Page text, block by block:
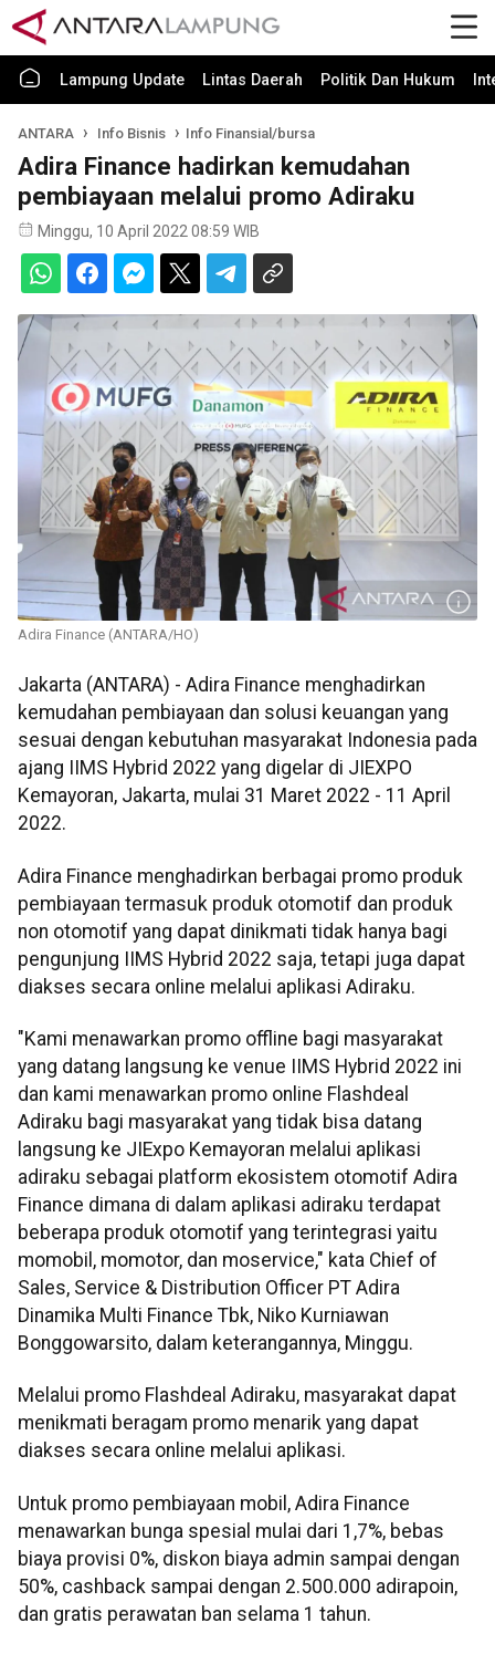
Lampung Update Lintas Daerah Politik Dan Hukum
ANTARA Info Bisnis Info Finansial/bursa
Adira Finance hadirkan kemudahan
pembiayaan melalui promo Adiraku
Minggu, 10 April 2022 08:59 WIB
Adira Finance (ANTARA/HO)
Jakarta (ANTARA) - Adira Finance menghadirkan
kemudahan pembiayaan dan solusi keuangan yang
sesuai dengan kebutuhan masyarakat Indonesia pada
ajang IIMS Hybrid 2022 yang digelar di JIEXPO
Kemayoran, Jakarta, mulai 31 Maret 2022 - 11 April
2022.
Adira Finance menghadirkan berbagai promo produk
pembiayaan termasuk produk otomotif dan produk
non otomotif yang dapat dinikmati tidak hanya bagi
pengunjung IIMS Hybrid 2022 saja, tetapi juga dapat
diakses secara online melalui aplikasi Adiraku.
"Kami menawarkan promo offline bagi masyarakat
yang datang langsung ke venue IIMS Hybrid 2022 ini
dan kami menawarkan promo online Flashdeal
Adiraku bagi masyarakat yang tidak bisa datang
langsung ke JIExpo Kemayoran melalui aplikasi
adiraku sebagai platform ekosistem otomotif Adira
Finance dimana di dalam aplikasi adiraku terdapat
beberapa produk otomotif yang terintegrasi yaitu
momobil, momotor, dan moservice," kata Chief of
Sales, Service & Distribution Officer PT Adira
Dinamika Multi Finance Tbk, Niko Kurniawan
Bonggowarsito, dalam keterangannya, Minggu.
Melalui promo Flashdeal Adiraku, masyarakat dapat
menikmati beragam promo menarik yang dapat
diakses secara online melalui aplikasi.
Untuk promo pembiayaan mobil, Adira Finance
menawarkan bunga spesial mulai dari 1,7%, bebas
biaya provisi 0%, diskon biaya admin sampai dengan
50%, cashback sampai dengan 2.500.000 adirapoin,
dan gratis perawatan ban selama 1 tahun.